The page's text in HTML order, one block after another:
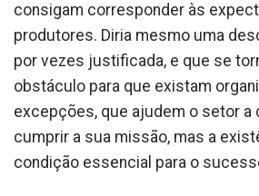
consigam corresponder às
produtores. Diria mesmo uma
por vezes justificada, e que se
obstáculo para que existam
excepções, que ajudem o setor a
cumprir a sua missão, mas a
condição essencial para o